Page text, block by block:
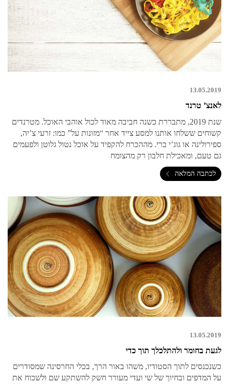
13.05.2019
לאנצ’ טרנד
שנת 2019, מתבררת כשנה חביבה מאוד לכול אוהבי האוכל. מטרנדים
קשוחים ששלחו אותנו למסע צייד אחר “מזונות על” כמו: זרעי צ’יה,
ספירולינה או גוג’י ברי. מההכרח להקפיד על אוכל נטול גלוטן ולפעמים
גם טעם, ומאכילת חלבון רק מהצומח
לכתבה המלאה
13.05.2019
לגעת בחומר ולהתלכלך תוך כדי
כשנכנסים לתוך הסטודיו, משהו באור הרך, בכלי החרסינה שמסודרים
על המדפים ובחיוך של שי ועדי מעורר חשק להשתקע שם ולשכוח את